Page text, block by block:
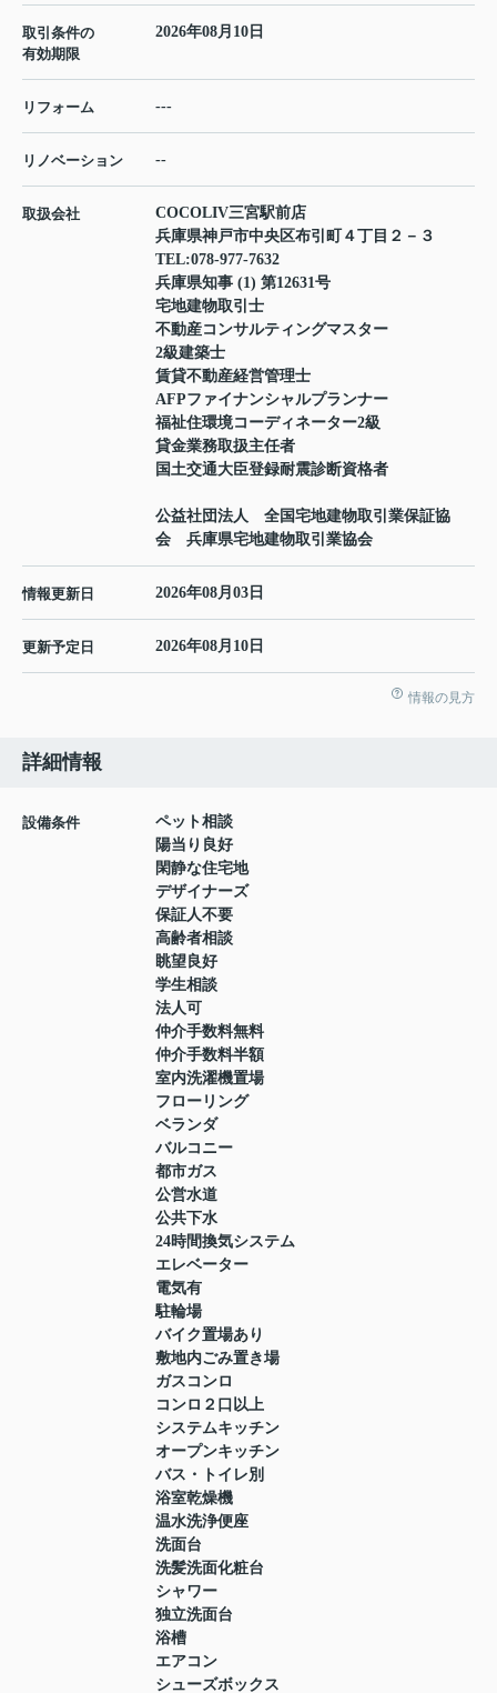
取引条件の
有効期限
2026年08月10日
リフォーム ---
リノベーション --
取扱会社
COCOLIV三宮駅前店
兵庫県神戸市中央区布引町４丁目２－３
TEL:078-977-7632
兵庫県知事 (1) 第12631号
宅地建物取引士
不動産コンサルティングマスター
2級建築士
賃貸不動産経営管理士
AFPファイナンシャルプランナー
福祉住環境コーディネーター2級
貸金業務取扱主任者
国土交通大臣登録耐震診断資格者
公益社団法人 全国宅地建物取引業保証協
会 兵庫県宅地建物取引業協会
情報更新日 2026年08月03日
更新予定日 2026年08月10日
情報の見方
詳細情報
設備条件
ペット相談
陽当り良好
閑静な住宅地
デザイナーズ
保証人不要
高齢者相談
眺望良好
学生相談
法人可
仲介手数料無料
仲介手数料半額
室内洗濯機置場
フローリング
ベランダ
バルコニー
都市ガス
公営水道
公共下水
24時間換気システム
エレベーター
電気有
駐輪場
バイク置場あり
敷地内ごみ置き場
ガスコンロ
コンロ２口以上
システムキッチン
オープンキッチン
バス・トイレ別
浴室乾燥機
温水洗浄便座
洗面台
洗髪洗面化粧台
シャワー
独立洗面台
浴槽
エアコン
シューズボックス